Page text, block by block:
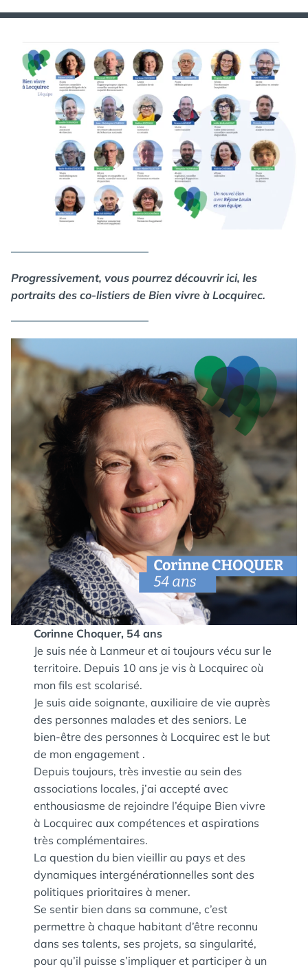
Progressivement, vous pourrez découvrir ici, les
portraits des co-listiers de Bien vivre à Locquirec.
Corinne Choquer, 54 ans
Je suis née à Lanmeur et ai toujours vécu sur le
territoire. Depuis 10 ans je vis à Locquirec où
mon fils est scolarisé.
Je suis aide soignante, auxiliaire de vie auprès
des personnes malades et des seniors. Le
bien-être des personnes à Locquirec est le but
de mon engagement .
Depuis toujours, très investie au sein des
associations locales, j’ai accepté avec
enthousiasme de rejoindre l’équipe Bien vivre
à Locquirec aux compétences et aspirations
très complémentaires.
La question du bien vieillir au pays et des
dynamiques intergénérationnelles sont des
politiques prioritaires à mener.
Se sentir bien dans sa commune, c’est
permettre à chaque habitant d’être reconnu
dans ses talents, ses projets, sa singularité,
pour qu’il puisse s’impliquer et participer à un